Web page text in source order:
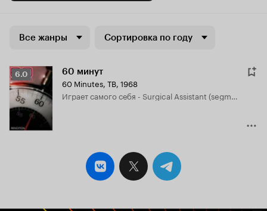
Все жанры Сортировка по году
Рейтинг
Кинопоиска
6.0
6.0 60 минут
60 Minutes, ТВ, 1968
играет самого себя - Surgical Assistant (segment "Unmasked")